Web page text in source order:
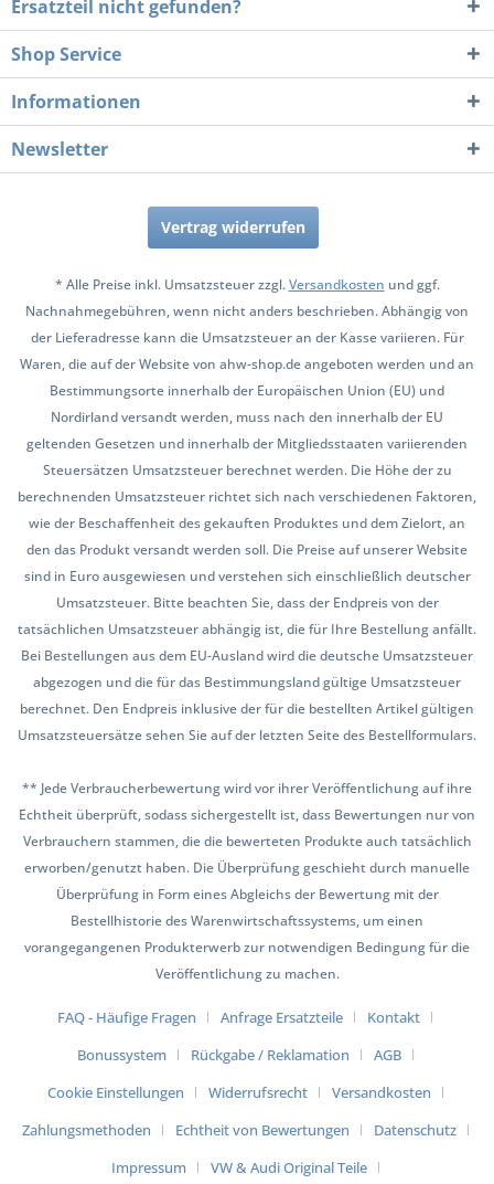
Ersatzteil nicht gefunden?
Shop Service
Informationen
Newsletter
Vertrag widerrufen
* Alle Preise inkl. Umsatzsteuer zzgl.Versandkosten und ggf.
Nachnahmegebühren, wenn nicht anders beschrieben. Abhängig von
der Lieferadresse kann die Umsatzsteuer an der Kasse variieren. Für
Waren, die auf der Website von ahw-shop.de angeboten werden und an
Bestimmungsorte innerhalb der Europäischen Union (EU) und
Nordirland versandt werden, muss nach den innerhalb der EU
geltenden Gesetzen und innerhalb der Mitgliedsstaaten variierenden
Steuersätzen Umsatzsteuer berechnet werden. Die Höhe der zu
berechnenden Umsatzsteuer richtet sich nach verschiedenen Faktoren,
wie der Beschaffenheit des gekauften Produktes und dem Zielort, an
den das Produkt versandt werden soll. Die Preise auf unserer Website
sind in Euro ausgewiesen und verstehen sich einschließlich deutscher
Umsatzsteuer. Bitte beachten Sie, dass der Endpreis von der
tatsächlichen Umsatzsteuer abhängig ist, die für Ihre Bestellung anfällt.
Bei Bestellungen aus dem EU-Ausland wird die deutsche Umsatzsteuer
abgezogen und die für das Bestimmungsland gültige Umsatzsteuer
berechnet. Den Endpreis inklusive der für die bestellten Artikel gültigen
Umsatzsteuersätze sehen Sie auf der letzten Seite des Bestellformulars.
** Jede Verbraucherbewertung wird vor ihrer Veröffentlichung auf ihre
Echtheit überprüft, sodass sichergestellt ist, dass Bewertungen nur von
Verbrauchern stammen, die die bewerteten Produkte auch tatsächlich
erworben/genutzt haben. Die Überprüfung geschieht durch manuelle
Überprüfung in Form eines Abgleichs der Bewertung mit der
Bestellhistorie des Warenwirtschaftssystems, um einen
vorangegangenen Produkterwerb zur notwendigen Bedingung für die
Veröffentlichung zu machen.
FAQ - Häufige Fragen Anfrage Ersatzteile
Kontakt
Bonussystem
Rückgabe / Reklamation
AGB
Cookie Einstellungen
Widerrufsrecht
Versandkosten
Zahlungsmethoden
Echtheit von Bewertungen
Datenschutz
Impressum
VW & Audi Original Teile